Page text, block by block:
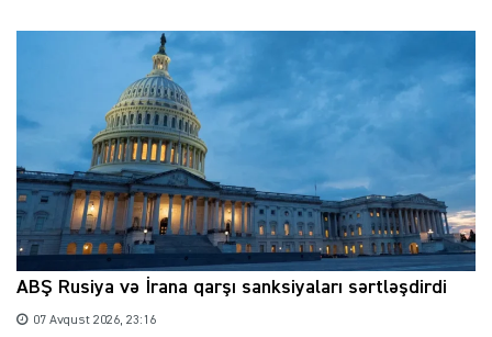
ABŞ Rusiya və İrana qarşı sanksiyaları sərtləşdirdi
07 Avqust 2026, 23:16